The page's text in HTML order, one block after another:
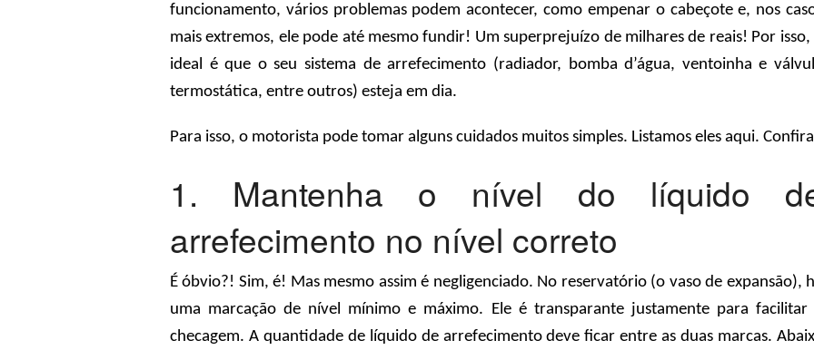
funcionamento, vários problemas podem acontecer, como empenar o cabeçote e, nos
mais extremos, ele pode até mesmo fundir! Um superprejuízo de milhares de reais! Por isso,
ideal é que o seu sistema de arrefecimento (radiador, bomba d’água, ventoinha e
termostática, entre outros) esteja em dia.
Para isso, o motorista pode tomar alguns cuidados muitos simples. Listamos eles aqui.
1. Mantenha o nível do líquido
arrefecimento no nível correto
É óbvio?! Sim, é! Mas mesmo assim é negligenciado. No reservatório (o vaso de expansão),
uma marcação de nível mínimo e máximo. Ele é transparante justamente para facilitar
checagem. A quantidade de líquido de arrefecimento deve ficar entre as duas marcas.